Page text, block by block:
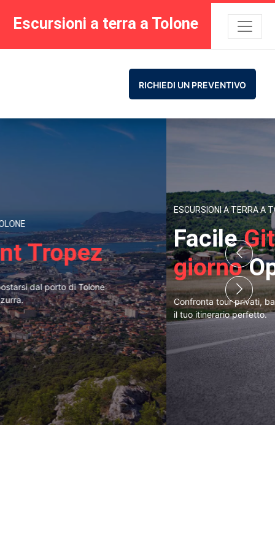
Escursioni a terra a Tolone
RICHIEDI UN PREVENTIVO
ESCURSIONI A TERRA A TOLONE
FacileGita di un
giornoOpzioni
Confronta tour privati, barche e autobus per trovare
il tuo itinerario perfetto.